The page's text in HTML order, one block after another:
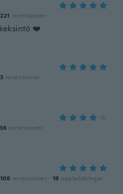
221 recensioner
❤️
3 recensioner
36 recensioner
108 recensioner · 18 uppladdningar